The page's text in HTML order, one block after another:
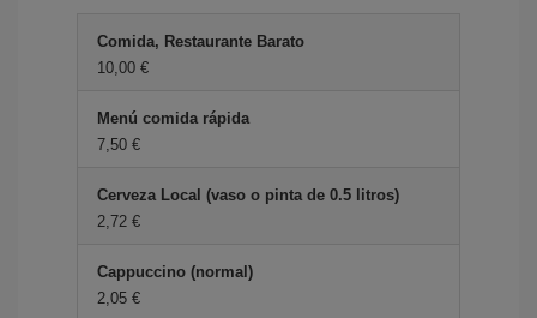
Comida, Restaurante Barato
10,00 €
Menú comida rápida
7,50 €
Cerveza Local (vaso o pinta de 0.5 litros)
2,72 €
Cappuccino (normal)
2,05 €